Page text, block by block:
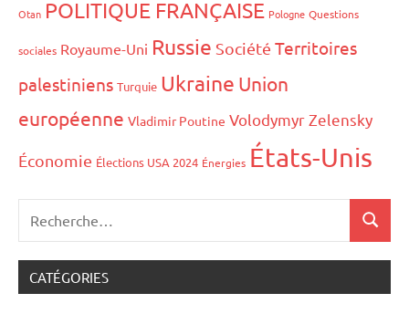
Otan POLITIQUE FRANÇAISE Pologne Questions
sociales Royaume-Uni Russie Société Territoires
palestiniens Turquie Ukraine Union
européenne Vladimir Poutine Volodymyr Zelensky
Économie Élections USA 2024 Énergies États-Unis
CATÉGORIES